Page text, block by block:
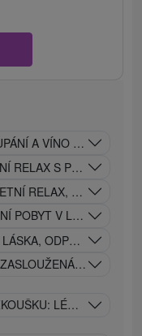
A VÍNO POD
RELAX S
RELAX, LÉČIVÉ
POBYT V LÁZNÍCH V
ODPOČINEK A
LÉČEBNÝ